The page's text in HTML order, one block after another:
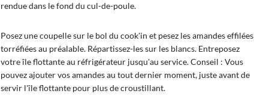
rendue dans le fond du cul-de-poule.
Posez une coupelle sur le bol du cook'in et pesez les amandes effilées
torréfiées au préalable. Répartissez-les sur les blancs. Entreposez
votre île flottante au réfrigérateur jusqu'au service. Conseil : Vous
pouvez ajouter vos amandes au tout dernier moment, juste avant de
servir l'île flottante pour plus de croustillant.